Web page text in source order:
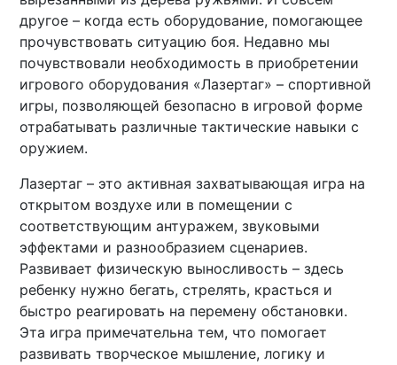
другое – когда есть оборудование, помогающее
прочувствовать ситуацию боя. Недавно мы
почувствовали необходимость в приобретении
игрового оборудования «Лазертаг» – спортивной
игры, позволяющей безопасно в игровой форме
отрабатывать различные тактические навыки с
оружием.
Лазертаг – это активная захватывающая игра на
открытом воздухе или в помещении с
соответствующим антуражем, звуковыми
эффектами и разнообразием сценариев.
Развивает физическую выносливость – здесь
ребенку нужно бегать, стрелять, красться и
быстро реагировать на перемену обстановки.
Эта игра примечательна тем, что помогает
развивать творческое мышление, логику и